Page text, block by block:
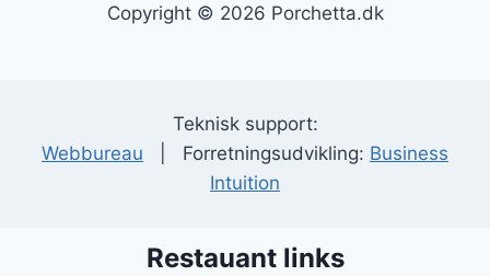
Copyright © 2026 Porchetta.dk
Teknisk support:
Webbureau | Forretningsudvikling: Business
Intuition
Restauant links